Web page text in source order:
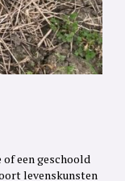
een geschoold
levenskunsten